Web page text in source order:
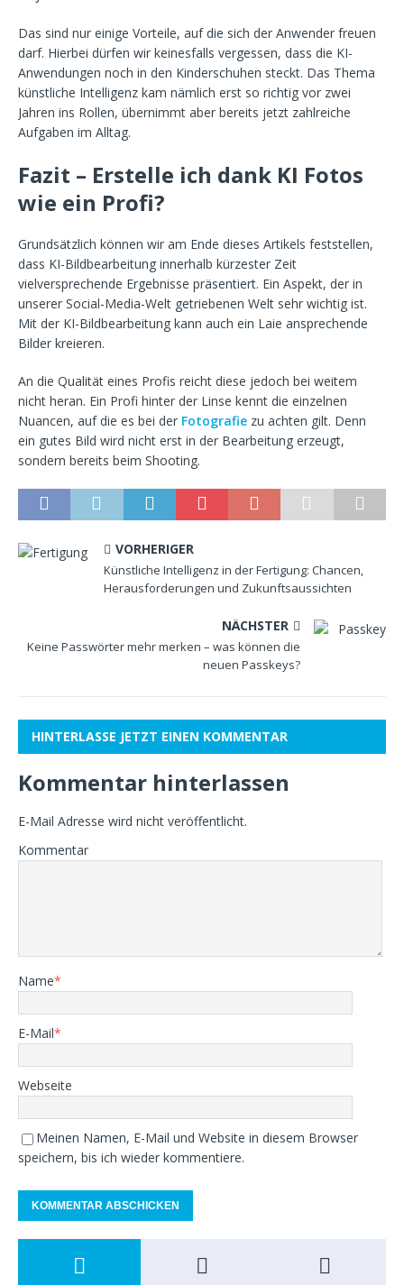
Das sind nur einige Vorteile, auf die sich der Anwender freuen
darf. Hierbei dürfen wir keinesfalls vergessen, dass die KI-
Anwendungen noch in den Kinderschuhen steckt. Das Thema
künstliche Intelligenz kam nämlich erst so richtig vor zwei
Jahren ins Rollen, übernimmt aber bereits jetzt zahlreiche
Aufgaben im Alltag.
Fazit – Erstelle ich dank KI Fotos
wie ein Profi?
Grundsätzlich können wir am Ende dieses Artikels feststellen,
dass KI-Bildbearbeitung innerhalb kürzester Zeit
vielversprechende Ergebnisse präsentiert. Ein Aspekt, der in
unserer Social-Media-Welt getriebenen Welt sehr wichtig ist.
Mit der KI-Bildbearbeitung kann auch ein Laie ansprechende
Bilder kreieren.
An die Qualität eines Profis reicht diese jedoch bei weitem
nicht heran. Ein Profi hinter der Linse kennt die einzelnen
Nuancen, auf die es bei der Fotografie zu achten gilt. Denn
ein gutes Bild wird nicht erst in der Bearbeitung erzeugt,
sondern bereits beim Shooting.
VORHERIGER
Künstliche Intelligenz in der Fertigung: Chancen,
Herausforderungen und Zukunftsaussichten
NÄCHSTER
Keine Passwörter mehr merken – was können die
neuen Passkeys?
HINTERLASSE JETZT EINEN KOMMENTAR
Kommentar hinterlassen
E-Mail Adresse wird nicht veröffentlicht.
Kommentar
Name*
E-Mail*
Webseite
Meinen Namen, E-Mail und Website in diesem Browser
speichern, bis ich wieder kommentiere.